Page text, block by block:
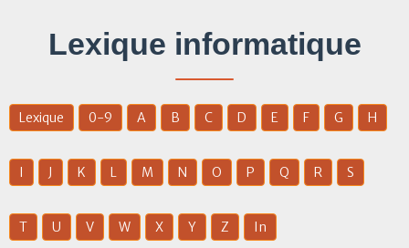
Lexique informatique
Lexique 0-9 A B C D E F G H
I J K L M N O P Q R S
T U V W X Y Z In